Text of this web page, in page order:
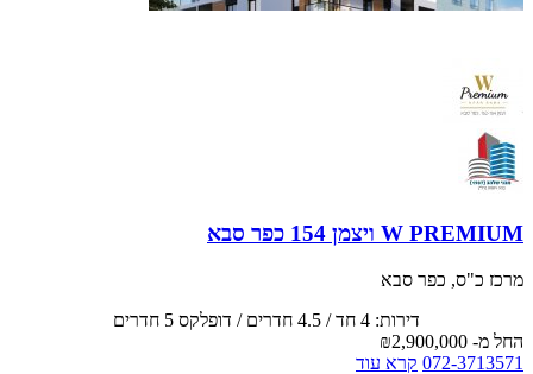
W PREMIUM ויצמן 154 כפר סבא
מרכז כ"ס, כפר סבא
דירות: 4 חד / 4.5 חדרים / דופלקס 5 חדרים
החל מ- ₪2,900,000
072-3713571 קרא עוד